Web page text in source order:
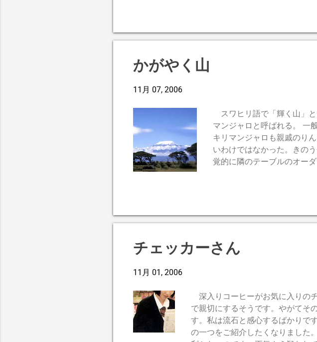
の切り離しを。 普通のコーヒーでも
かがやく山
11月 07, 2006
スワヒリ語で「輝く山」
マンジャロと呼ばれる。 一
キリマンジャロも親戚のり
いわけではなかった。きの
覚的に隣のテーブルのオー
鳴らしている。窓の外を見
チェッカーさん
11月 01, 2006
深入りコーヒーがお気に入りの
で親切にするそうです。やがてそ
す。私は流石と感心するばかりで
の一つをご紹介したくなりまし